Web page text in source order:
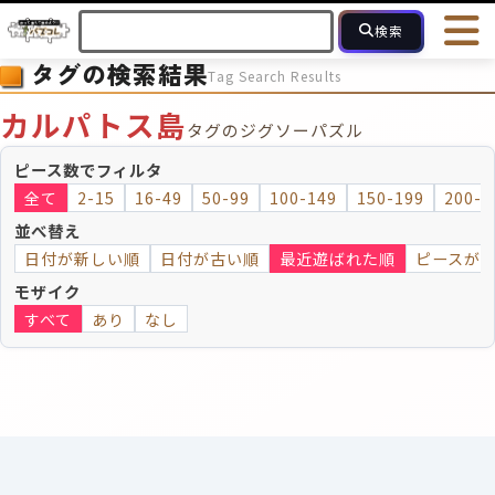
検索
HOME 会員登録
ヘルプ
最近投稿され
ピース数 2～15 16～49 50～99 100
モザイク モザイクのみ
タグの検索結果Tag Search Results
カルパトス島タグのジグソーパズル
ピース数でフィルタ
全て 2-15 16-49 50-99 100-149 150-199 200-
並べ替え
日付が新しい順 日付が古い順 最近遊ばれた順 ピースが
モザイク
すべて あり なし